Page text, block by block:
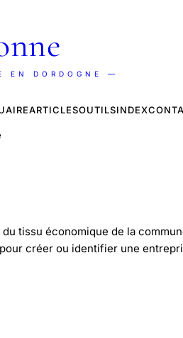
DORDOGNE —
ARTICLESOUTILSINDEX
tissu économique de la
créer ou identifier une